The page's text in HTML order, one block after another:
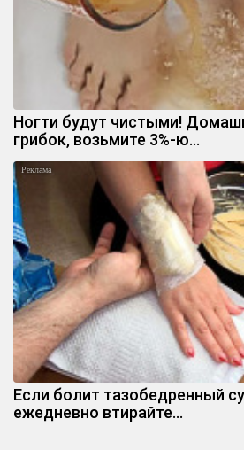
Ногти будут чистыми!
грибок, возьмите 3%-ю…
Если болит тазобедренный
ежедневно втирайте...